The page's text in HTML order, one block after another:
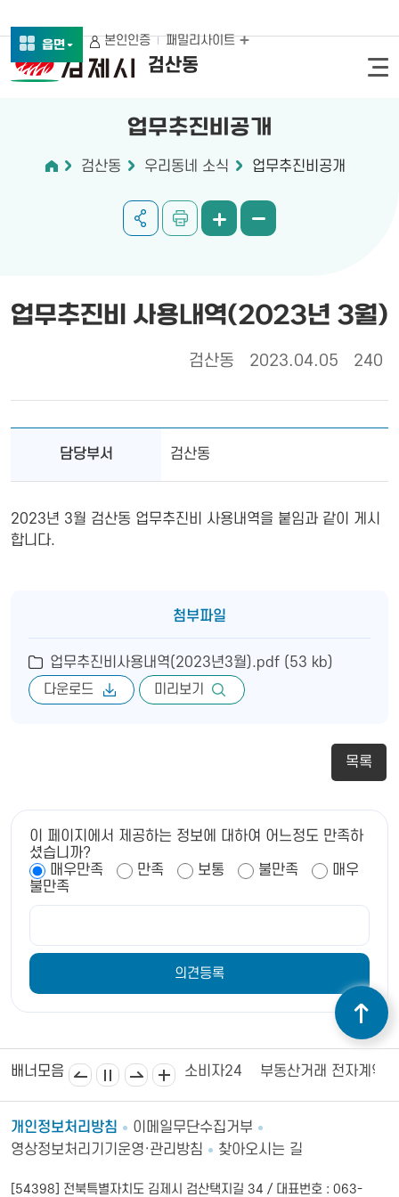
검산동
읍면 본인인증 패밀리사이트
업무추진비공개
검산동 우리동네 소식 업무추진비공개
업무추진비 사용내역(2023년 3월)
검산동 2023.04.05 240
담당부서 검산동
2023년 3월 검산동 업무추진비 사용내역을 붙임과 같이 게시
합니다.
첨부파일
업무추진비사용내역(2023년3월).pdf (53 kb)
다운로드
미리보기
목록
이 페이지에서 제공하는 정보에 대하여 어느정도 만족하
셨습니까?
매우만족
만족 보통 불만족
매우
불만족
배너모음
상공회의소 김제시의회 소비자24 부동산거래 전자계약
개인정보처리방침
이메일무단수집거부
영상정보처리기기운영·관리방침
찾아오시는 길
[54398] 전북특별자치도 김제시 검산택지길 34 / 대표번호 : 063-